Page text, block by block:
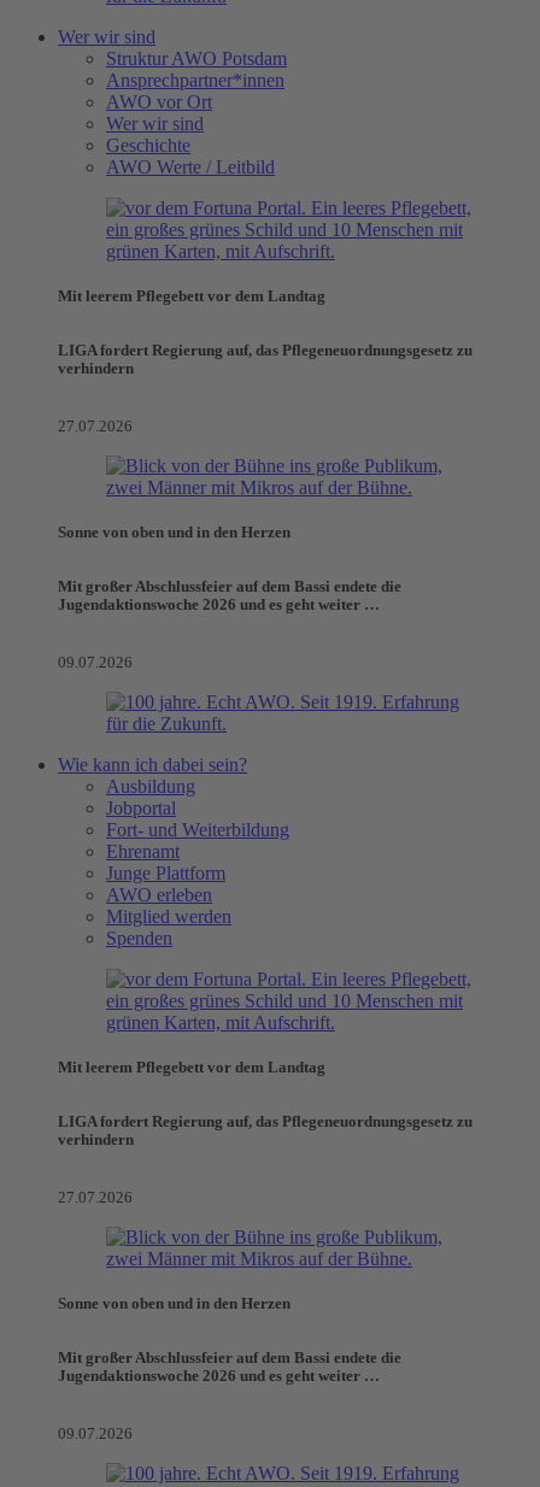
Wer wir sind
Struktur AWO Potsdam
Ansprechpartner*innen
AWO vor Ort
Wer wir sind
Geschichte
AWO Werte / Leitbild
Mit leerem Pflegebett vor dem Landtag
LIGA fordert Regierung auf, das Pflegeneuordnungsgesetz zu
verhindern
27.07.2026
Sonne von oben und in den Herzen
Mit großer Abschlussfeier auf dem Bassi endete die
Jugendaktionswoche 2026 und es geht weiter …
09.07.2026
Wie kann ich dabei sein?
Ausbildung
Jobportal
Fort- und Weiterbildung
Ehrenamt
Junge Plattform
AWO erleben
Mitglied werden
Spenden
Mit leerem Pflegebett vor dem Landtag
LIGA fordert Regierung auf, das Pflegeneuordnungsgesetz zu
verhindern
27.07.2026
Sonne von oben und in den Herzen
Mit großer Abschlussfeier auf dem Bassi endete die
Jugendaktionswoche 2026 und es geht weiter …
09.07.2026